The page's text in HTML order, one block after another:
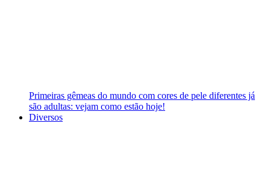
Primeiras gêmeas do mundo com cores de pele diferentes já
são adultas: vejam como estão hoje!
Diversos